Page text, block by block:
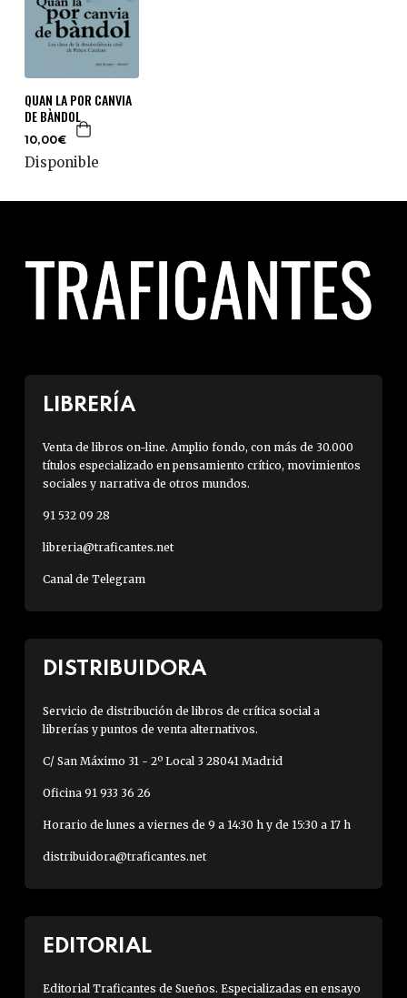
QUAN LA POR CANVIA
DE BÀNDOL
10,00€
Disponible
LIBRERÍA
Venta de libros on-line. Amplio fondo, con más de 30.000
títulos especializado en pensamiento crítico, movimientos
sociales y narrativa de otros mundos.
91 532 09 28
libreria@traficantes.net
Canal de Telegram
DISTRIBUIDORA
Servicio de distribución de libros de crítica social a
librerías y puntos de venta alternativos.
C/ San Máximo 31 - 2º Local 3 28041 Madrid
Oficina 91 933 36 26
Horario de lunes a viernes de 9 a 14:30 h y de 15:30 a 17 h
distribuidora@traficantes.net
EDITORIAL
Editorial Traficantes de Sueños. Especializadas en ensayo